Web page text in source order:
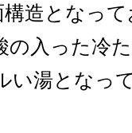
造となっ
の入った冷
い湯となっ